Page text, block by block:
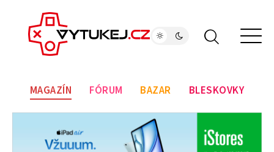
MAGAZÍN FÓRUM BAZAR BLESKOVKY